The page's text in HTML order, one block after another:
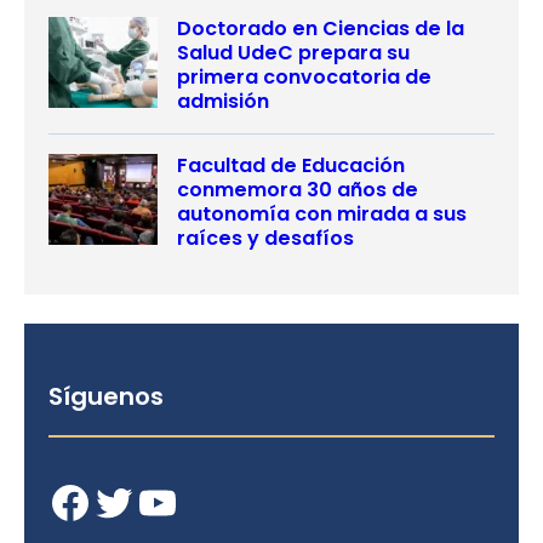
Doctorado en Ciencias de la
Salud UdeC prepara su
primera convocatoria de
admisión
Facultad de Educación
conmemora 30 años de
autonomía con mirada a sus
raíces y desafíos
Síguenos
Facebook Twitter YouTube